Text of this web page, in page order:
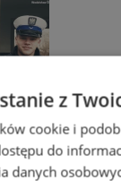
z
cookie i
do
danych